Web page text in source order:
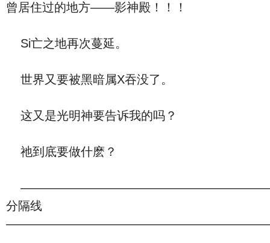
曾居住过的地方――影神殿！！！
Si亡之地再次蔓延。
世界又要被黑暗属X吞没了。
这又是光明神要告诉我的吗？
祂到底要做什麽？
分隔线